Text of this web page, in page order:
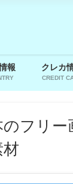
報 クレカ
CREDIT
のフリ
材